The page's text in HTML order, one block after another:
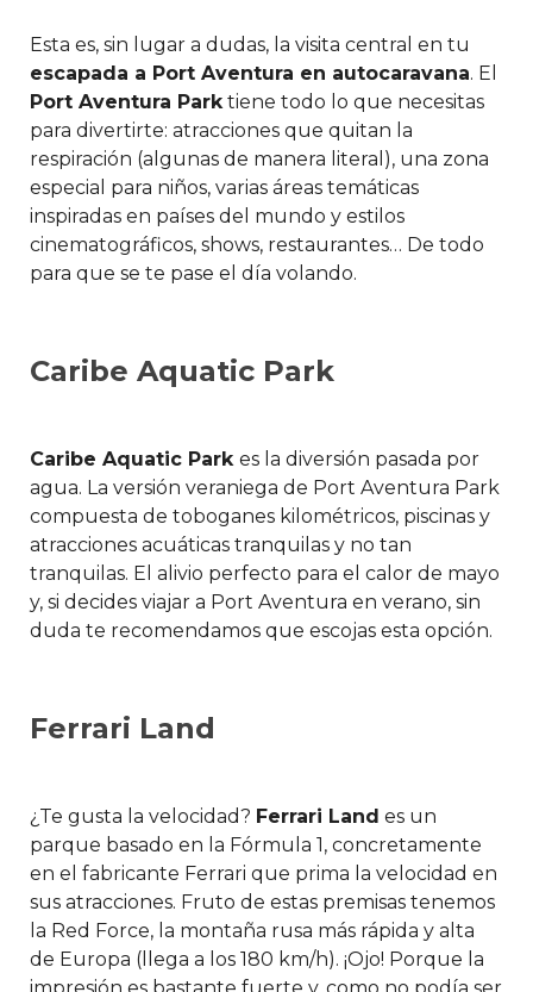
Esta es, sin lugar a dudas, la visita central en tu
escapada a Port Aventura en autocaravana. El
Port Aventura Park tiene todo lo que necesitas
para divertirte: atracciones que quitan la
respiración (algunas de manera literal), una zona
especial para niños, varias áreas temáticas
inspiradas en países del mundo y estilos
cinematográficos, shows, restaurantes… De todo
para que se te pase el día volando.
Caribe Aquatic Park
Caribe Aquatic Park es la diversión pasada por
agua. La versión veraniega de Port Aventura Park
compuesta de toboganes kilométricos, piscinas y
atracciones acuáticas tranquilas y no tan
tranquilas. El alivio perfecto para el calor de mayo
y, si decides viajar a Port Aventura en verano, sin
duda te recomendamos que escojas esta opción.
Ferrari Land
¿Te gusta la velocidad? Ferrari Land es un
parque basado en la Fórmula 1, concretamente
en el fabricante Ferrari que prima la velocidad en
sus atracciones. Fruto de estas premisas tenemos
la Red Force, la montaña rusa más rápida y alta
de Europa (llega a los 180 km/h). ¡Ojo! Porque la
impresión es bastante fuerte y, como no podía ser